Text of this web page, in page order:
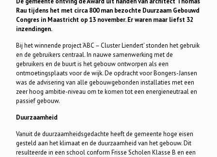
Rau tijdens het met circa 800 man bezochte Duurzaam Gebouwd
Congres in Maastricht op 13 november. Er waren maar liefst 32
inzendingen.
Bij het winnende project ‘ABC – Cluster Liendert’ stonden het gebruik
en de gebruikers centraal. In nauwe samenwerking met de
gebruikers en de buurt is het gebouw ontworpen als een
ontmoetingsplaats voor de wijk. De opdracht voor Bongers-Jansen
was de advisering van alle gebouwgebonden installaties met een
zeer hoog ambitie-niveau om te komen tot een energieneutraal en
passief gebouw.
Duurzaamheid
Vanuit de duurzaamheidsgedachte heeft de gemeente hoge eisen
gesteld aan het klimaat en de duurzaamheid van het gebouw. Dit
resulteerde in een school conform Frisse Scholen Klasse B en een